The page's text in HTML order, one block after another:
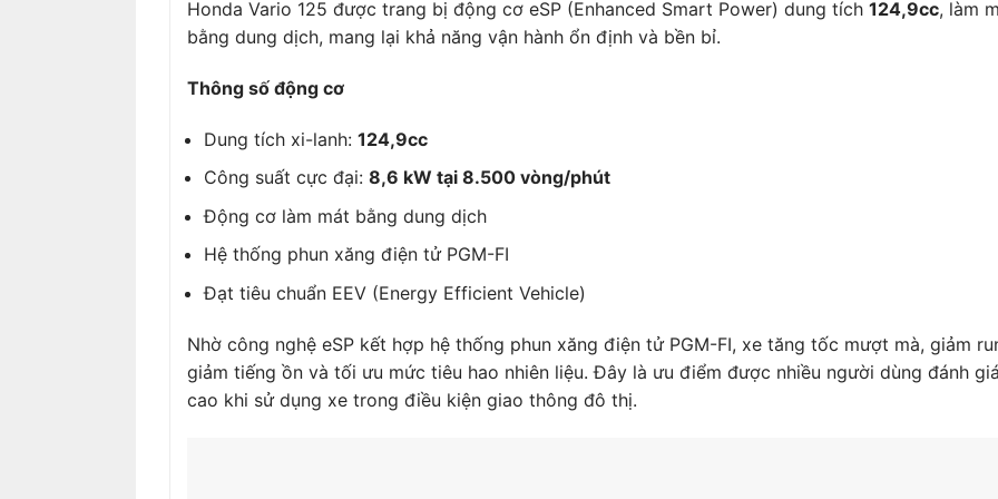
Honda Vario 125 được trang bị động cơ eSP (Enhanced Smart Power) dung tích 124,9cc, làm
bằng dung dịch, mang lại khả năng vận hành ổn định và bền bỉ.
Thông số động cơ
Dung tích xi-lanh: 124,9cc
Công suất cực đại: 8,6 kW tại 8.500 vòng/phút
Động cơ làm mát bằng dung dịch
Hệ thống phun xăng điện tử PGM-FI
Đạt tiêu chuẩn EEV (Energy Efficient Vehicle)
Nhờ công nghệ eSP kết hợp hệ thống phun xăng điện tử PGM-FI, xe tăng tốc mượt mà, giảm
giảm tiếng ồn và tối ưu mức tiêu hao nhiên liệu. Đây là ưu điểm được nhiều người dùng đánh giá
cao khi sử dụng xe trong điều kiện giao thông đô thị.